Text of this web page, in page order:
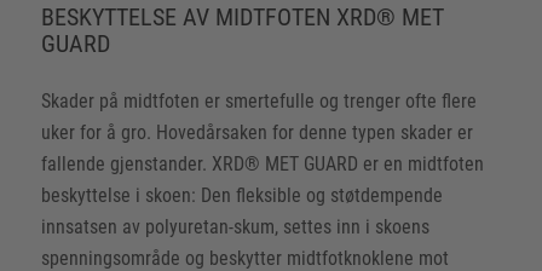
BESKYTTELSE AV MIDTFOTEN XRD® MET
GUARD
Skader på midtfoten er smertefulle og trenger ofte flere
uker for å gro. Hovedårsaken for denne typen skader er
fallende gjenstander. XRD® MET GUARD er en midtfoten
beskyttelse i skoen: Den fleksible og støtdempende
innsatsen av polyuretan-skum, settes inn i skoens
spenningsområde og beskytter midtfotknoklene mot